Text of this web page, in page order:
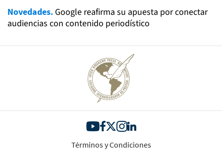
Novedades. Google reafirma su apuesta por conectar
audiencias con contenido periodístico
Términos y Condiciones